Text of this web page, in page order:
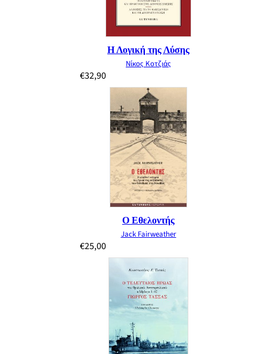
Η Λογική της Λύσης
Νίκος Κοτζιάς
€32,90
Ο Εθελοντής
Jack Fairweather
€25,00